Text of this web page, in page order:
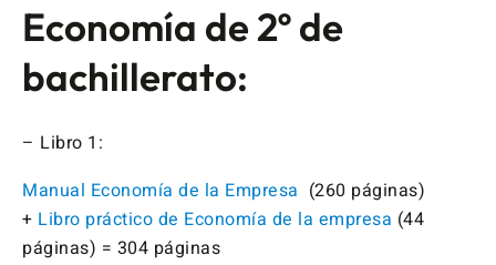
Economía de 2º de
bachillerato:
– Libro 1:
Manual Economía de la Empresa (260 páginas)
+ Libro práctico de Economía de la empresa (44
páginas) = 304 páginas